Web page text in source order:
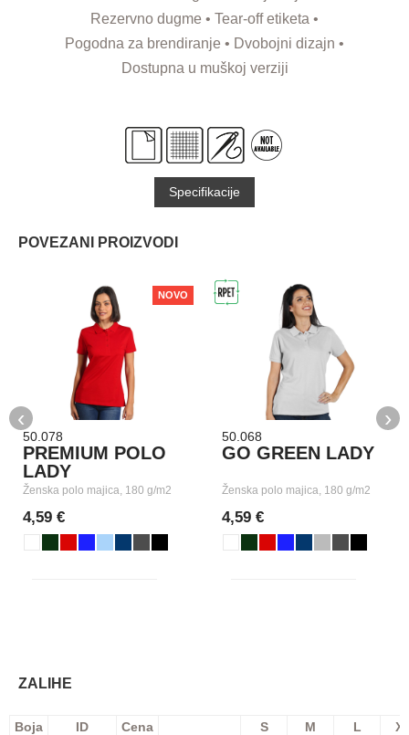
Rezervno dugme • Tear-off etiketa •
Pogodna za brendiranje • Dvobojni dizajn •
Dostupna u muškoj verziji
Specifikacije
POVEZANI PROIZVODI
NOVO
50.078
PREMIUM POLO
LADY
Ženska polo majica, 180 g/m2
4,59 €
50.068
GO GREEN LADY
Ženska polo majica, 180 g/m2
4,59 €
‹ ›
ZALIHE
Boja ID Cena S M L